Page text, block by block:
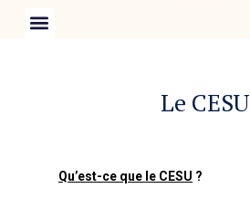
Le CESU
Qu’est-ce que le CESU ?